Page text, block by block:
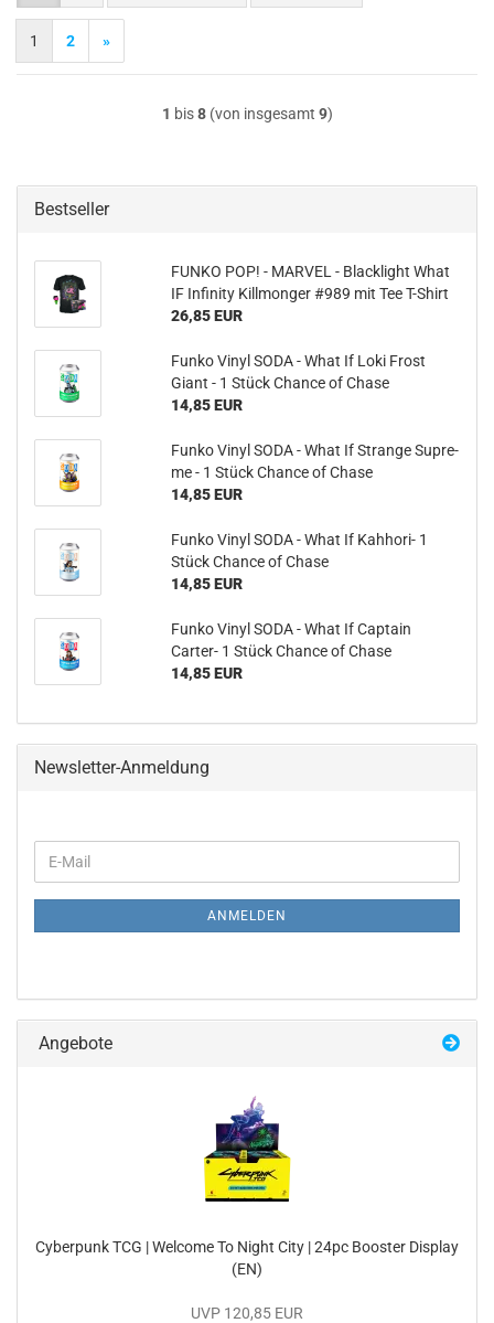
1 2 »
1 bis8(von insgesamt 9)
Bestseller
FUNKO POP! - MAR­VEL - Black­light What
IF In­fi­ni­ty Kill­mon­ger #989 mit Tee T-​Shirt
26,85 EUR
Funko Vinyl SODA - What If Loki Frost
Giant - 1 Stück Chan­ce of Chase
14,85 EUR
Funko Vinyl SODA - What If Stran­ge Su­pre­
me - 1 Stück Chan­ce of Chase
14,85 EUR
Funko Vinyl SODA - What If Kahhori-​ 1
Stück Chan­ce of Chase
14,85 EUR
Funko Vinyl SODA - What If Cap­tain
Carter-​ 1 Stück Chan­ce of Chase
14,85 EUR
Newsletter-Anmeldung
ZUR
E-
Mail
ANMELDEN
Angebote
Cy­ber­punk TCG | Wel­co­me To Night City | 24pc Boos­ter Dis­play
(EN)
UVP 120,85 EUR